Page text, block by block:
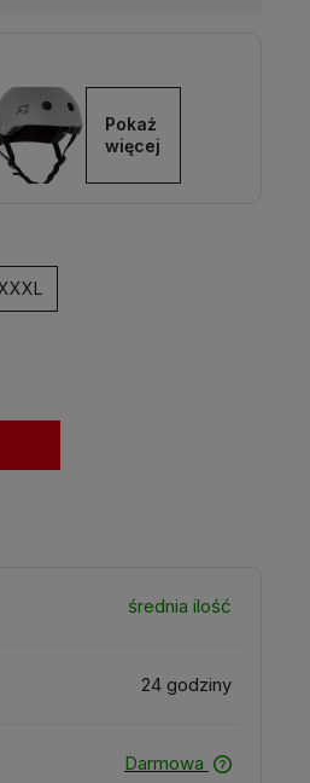
Pokaż
więcej
średnia ilość
24 godziny
Darmowa